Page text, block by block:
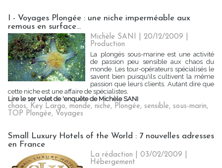
I - Voyages Plongée : une niche imperméable aux
remous en surface...
Michèle SANI | 20/12/2009
Production
La plongés sous-marine est une activité
de passion peu sensible aux chaos du
monde. Les tour-opérateurs spécialisés le
savent bien puisqu'ils cultivent la même
passion que leurs clients. Autant dire que
cette niche est une affaire de spécialistes.
Lire le 1er volet de 'enquête de Michèle SANI
chaos, Key Largo, monde, niche, Plongée, sensible, sous-marin,
TOP Plongée, Voyages
Small Luxury Hotels of the World : 7 nouvelles adresses
en France
La rédaction | 03/02/2009
Hébergement